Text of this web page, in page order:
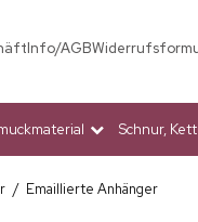
Info/AGB
Schnur,
/ Emaillierte Anhänger